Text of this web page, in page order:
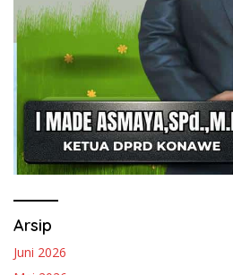
Arsip
Juni 2026